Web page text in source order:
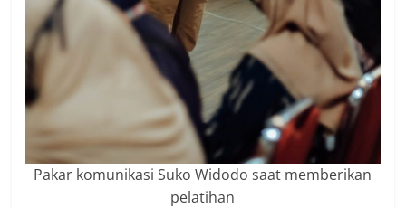
Pakar komunikasi Suko Widodo saat memberikan
pelatihan